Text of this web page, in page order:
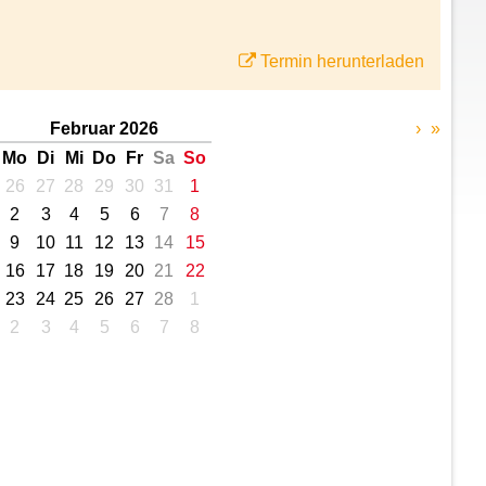
Termin herunterladen
Februar 2026
Mo
Di Mi Do Fr Sa So
26
27 28 29 30 31
1
2
3 4 5 6 7
8
9
10 11 12 13 14
15
16
17 18 19 20 21
22
23
24 25 26 27 28
1
2
3 4 5 6 7 8
› »